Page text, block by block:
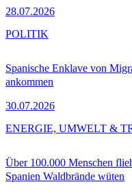
28.07.2026
Spanische Enklave von
ankommen
30.07.2026
POLITIK
Über 100.000 Menschen
Spanien Waldbrände wüten
ENERGIE, UMWELT &